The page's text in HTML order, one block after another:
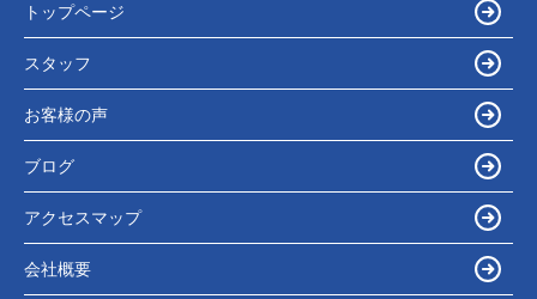
トップページ
スタッフ
お客様の声
ブログ
アクセスマップ
会社概要